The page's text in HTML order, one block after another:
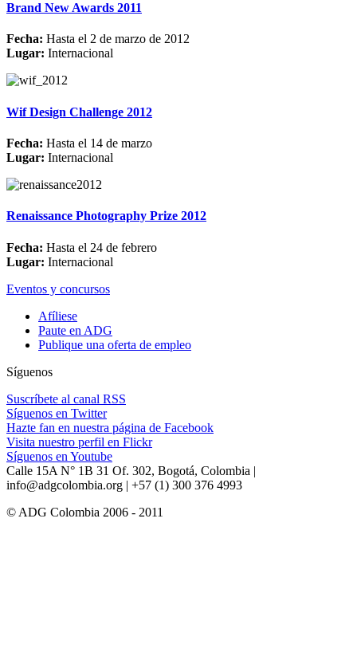
Brand New Awards 2011
Fecha: Hasta el 2 de marzo de 2012
Lugar: Internacional
Wif Design Challenge 2012
Fecha: Hasta el 14 de marzo
Lugar: Internacional
Renaissance Photography Prize 2012
Fecha: Hasta el 24 de febrero
Lugar: Internacional
Eventos y concursos
Afíliese
Paute en ADG
Publique una oferta de empleo
Síguenos
Suscríbete al canal RSS
Síguenos en Twitter
Hazte fan en nuestra página de Facebook
Visita nuestro perfil en Flickr
Síguenos en Youtube
Calle 15A N° 1B 31 Of. 302, Bogotá, Colombia |
info@adgcolombia.org | +57 (1) 300 376 4993
© ADG Colombia 2006 - 2011